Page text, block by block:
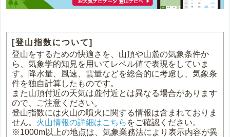
[登山指数について]
登山をするための快適さを、山頂や山麓の気象条件か
ら、気象学的知見を用いてレベル値で表現をしていま
す。降水量、風速、雲量などを総合的に考慮し、気象条
件を独自計算したものです。
また山頂付近の天気は麓付近とは異なる場合があります
ので、ご注意ください。
登山指数には火山の噴火に関する情報は含まれておりま
せん。 火山情報の詳細はこちら をご確認ください。
※1000m以上の地点は、気象業務法により表示内容が異